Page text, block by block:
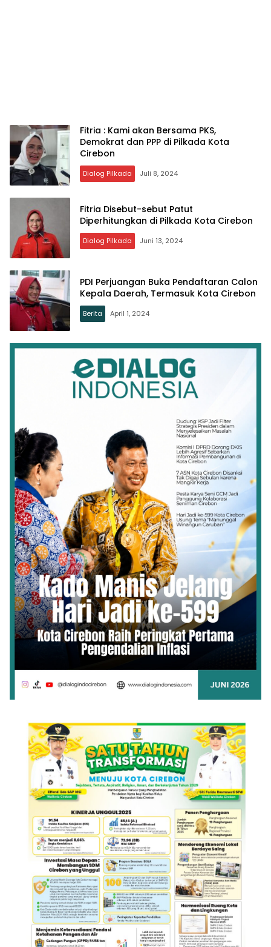
Fitria : Kami akan Bersama PKS,
Demokrat dan PPP di Pilkada Kota
Cirebon
Dialog Pilkada Juli 8, 2024
Fitria Disebut-sebut Patut
Diperhitungkan di Pilkada Kota Cirebon
Dialog Pilkada Juni 13, 2024
PDI Perjuangan Buka Pendaftaran Calon
Kepala Daerah, Termasuk Kota Cirebon
Berita April 1, 2024